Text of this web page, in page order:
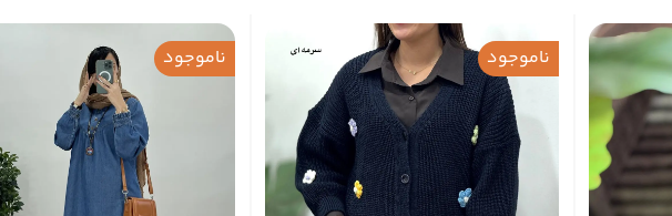
ناموجود ناموجود